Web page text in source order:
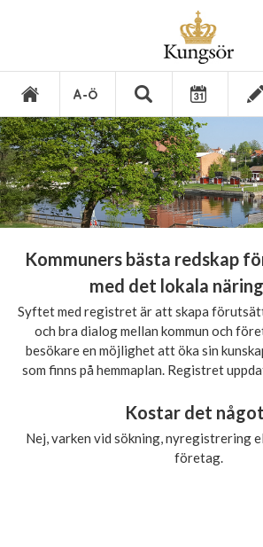
Kommuners bästa redskap
med det lokala
Syftet med registret är att skapa
och bra dialog mellan kommun och
besökare en möjlighet att öka sin
som finns på hemmaplan. Registret
Kostar det
Nej, varken vid sökning, nyregistrering
företag.